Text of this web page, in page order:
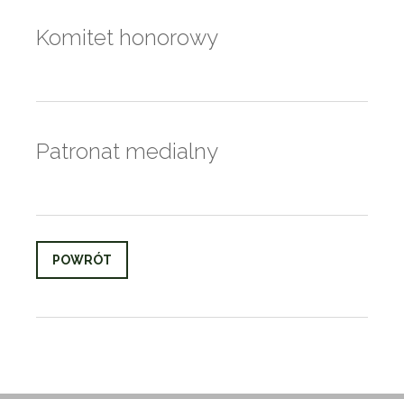
Komitet honorowy
Patronat medialny
POWRÓT